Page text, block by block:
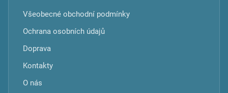
Všeobecné obchodní podmínky
Ochrana osobních údajů
Doprava
Kontakty
O nás